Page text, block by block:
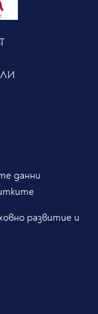
данни
развитие и